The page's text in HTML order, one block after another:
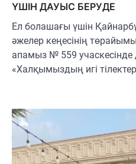
ҮШІН ДАУЫС БЕРУДЕ
Ел болашағы үшін
әжелер кеңесінің
апамыз № 559 учаскесінде
«Халқымыздың игі